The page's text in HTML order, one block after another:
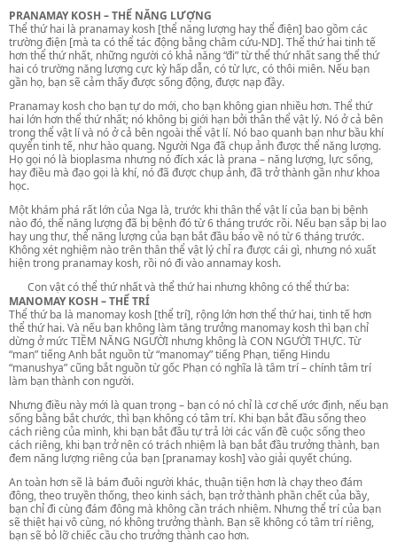
PRANAMAY KOSH – THỂ NĂNG LƯỢNG
Thể thứ hai là pranamay kosh [thể năng lượng hay thể điện] bao gồm các
trường điện [mà ta có thể tác động bằng châm cứu-ND]. Thể thứ hai tinh tế
hơn thể thứ nhất, những người có khả năng “đi” từ thể thứ nhất sang thể thứ
hai có trường năng lượng cực kỳ hấp dẫn, có từ lực, có thôi miên. Nếu bạn
gần họ, bạn sẽ cảm thấy được sống động, được nạp đầy.
Pranamay kosh cho bạn tự do mới, cho bạn không gian nhiều hơn. Thể thứ
hai lớn hơn thể thứ nhất; nó không bị giới hạn bởi thân thể vật lý. Nó ở cả bên
trong thể vật lí và nó ở cả bên ngoài thể vật lí. Nó bao quanh bạn như bầu khí
quyển tinh tế, như hào quang. Người Nga đã chụp ảnh được thể năng lượng.
Họ gọi nó là bioplasma nhưng nó đích xác là prana – năng lượng, lực sống,
hay điều mà đạo gọi là khí, nó đã được chụp ảnh, đã trở thành gần như khoa
học.
Một khám phá rất lớn của Nga là, trước khi thân thể vật lí của bạn bị bệnh
nào đó, thể năng lượng đã bị bệnh đó từ 6 tháng trước rồi. Nếu bạn sắp bị lao
hay ung thư, thể năng lượng của bạn bắt đầu báo về nó từ 6 tháng trước.
Không xét nghiệm nào trên thân thể vật lý chỉ ra được cái gì, nhưng nó xuất
hiện trong pranamay kosh, rồi nó đi vào annamay kosh.
Con vật có thể thứ nhất và thể thứ hai nhưng không có thể thứ ba:
MANOMAY KOSH – THỂ TRÍ
Thể thứ ba là manomay kosh [thể trí], rộng lớn hơn thể thứ hai, tinh tế hơn
thể thứ hai. Và nếu bạn không làm tăng trưởng manomay kosh thì bạn chỉ
dừng ở mức TIỀM NĂNG NGƯỜI nhưng không là CON NGƯỜI THỰC. Từ
“man” tiếng Anh bắt nguồn từ “manomay” tiếng Phạn, tiếng Hindu
“manushya” cũng bắt nguồn từ gốc Phạn có nghĩa là tâm trí – chính tâm trí
làm bạn thành con người.
Nhưng điều này mới là quan trọng – bạn có nó chỉ là cơ chế ước định, nếu bạn
sống bằng bắt chước, thì bạn không có tâm trí. Khi bạn bắt đầu sống theo
cách riêng của mình, khi bạn bắt đầu tự trả lời các vấn đề cuộc sống theo
cách riêng, khi bạn trở nên có trách nhiệm là bạn bắt đầu trưởng thành, bạn
đem năng lượng riêng của bạn [pranamay kosh] vào giải quyết chúng.
An toàn hơn sẽ là bám đuôi người khác, thuận tiện hơn là chạy theo đám
đông, theo truyền thống, theo kinh sách, bạn trở thành phần chết của bầy,
bạn chỉ đi cùng đám đông mà không cần trách nhiệm. Nhưng thể trí của bạn
sẽ thiệt hại vô cùng, nó không trưởng thành. Bạn sẽ không có tâm trí riêng,
bạn sẽ bỏ lỡ chiếc cầu cho trưởng thành cao hơn.